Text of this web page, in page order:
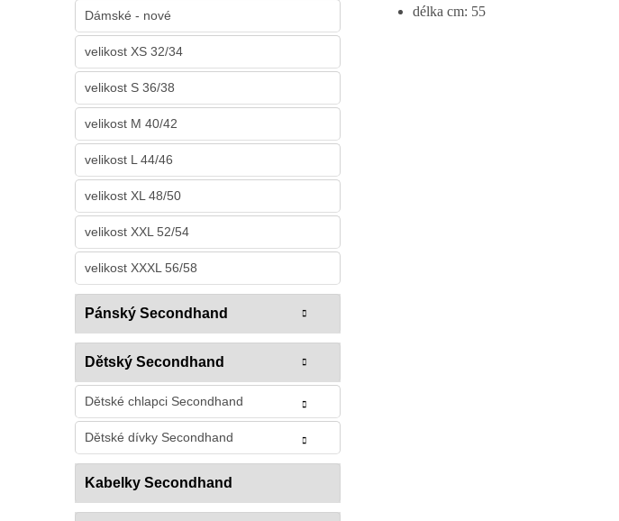
Dámské - nové
velikost XS 32/34
velikost S 36/38
velikost M 40/42
velikost L 44/46
velikost XL 48/50
velikost XXL 52/54
velikost XXXL 56/58
Pánský Secondhand
Dětský Secondhand
Dětské chlapci Secondhand
Dětské dívky Secondhand
Kabelky Secondhand
délka cm: 55